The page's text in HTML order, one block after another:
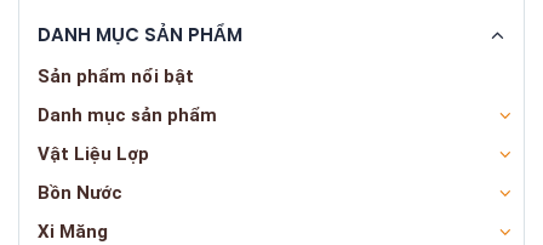
DANH MỤC SẢN PHẨM
Sản phẩm nổi bật
Danh mục sản phẩm
Vật Liệu Lợp
Bồn Nước
Xi Măng